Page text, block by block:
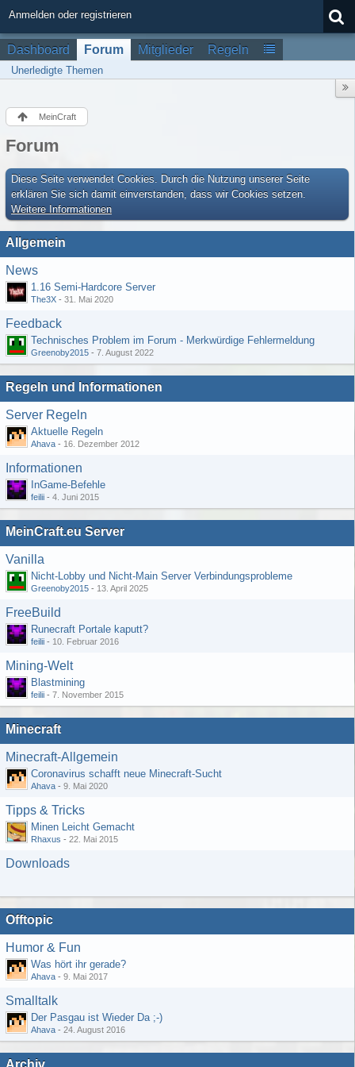
Anmelden oder registrieren
Dashboard Forum Mitglieder Regeln
Unerledigte Themen
MeinCraft
Forum
Diese Seite verwendet Cookies. Durch die Nutzung unserer Seite
erklären Sie sich damit einverstanden, dass wir Cookies setzen.
Weitere Informationen
Allgemein
News
1.16 Semi-Hardcore Server
The3X - 31. Mai 2020
Feedback
Technisches Problem im Forum - Merkwürdige Fehlermeldung
Greenoby2015 - 7. August 2022
Regeln und Informationen
Server Regeln
Aktuelle Regeln
Ahava - 16. Dezember 2012
Informationen
InGame-Befehle
feilii - 4. Juni 2015
MeinCraft.eu Server
Vanilla
Nicht-Lobby und Nicht-Main Server Verbindungsprobleme
Greenoby2015 - 13. April 2025
FreeBuild
Runecraft Portale kaputt?
feilii - 10. Februar 2016
Mining-Welt
Blastmining
feilii - 7. November 2015
Minecraft
Minecraft-Allgemein
Coronavirus schafft neue Minecraft-Sucht
Ahava - 9. Mai 2020
Tipps & Tricks
Minen Leicht Gemacht
Rhaxus - 22. Mai 2015
Downloads
Offtopic
Humor & Fun
Was hört ihr gerade?
Ahava - 9. Mai 2017
Smalltalk
Der Pasgau ist Wieder Da ;-)
Ahava - 24. August 2016
Archiv